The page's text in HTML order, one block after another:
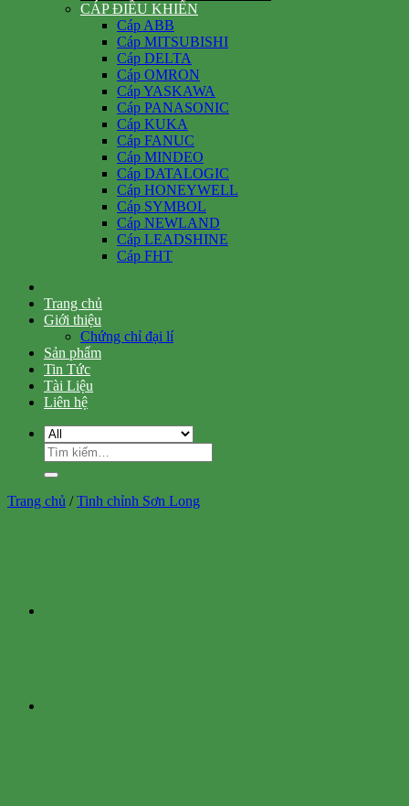
CÁP ĐIỀU KHIỂN
Cáp ABB
Cáp MITSUBISHI
Cáp DELTA
Cáp OMRON
Cáp YASKAWA
Cáp PANASONIC
Cáp KUKA
Cáp FANUC
Cáp MINDEO
Cáp DATALOGIC
Cáp HONEYWELL
Cáp SYMBOL
Cáp NEWLAND
Cáp LEADSHINE
Cáp FHT
Trang chủ
Giới thiệu
Chứng chỉ đại lí
Sản phẩm
Tin Tức
Tài Liệu
Liên hệ
Tìm
kiếm:
Trang chủ / Tinh chỉnh Sơn Long